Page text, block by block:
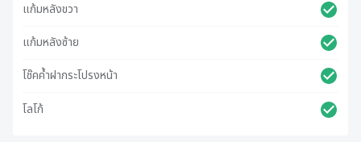
แก้มหลังขวา
แก้มหลังซ้าย
โช๊คค้ำฝากระโปรงหน้า
โลโก้